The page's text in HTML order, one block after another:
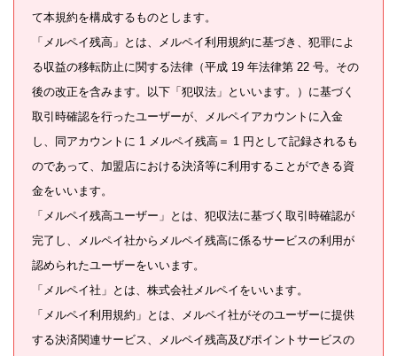
て本規約を構成するものとします。
「メルペイ残高」とは、メルペイ利用規約に基づき、犯罪によ
る収益の移転防止に関する法律（平成 19 年法律第 22 号。その
後の改正を含みます。以下「犯収法」といいます。）に基づく
取引時確認を行ったユーザーが、メルペイアカウントに入金
し、同アカウントに 1 メルペイ残高＝ 1 円として記録されるも
のであって、加盟店における決済等に利用することができる資
金をいいます。
「メルペイ残高ユーザー」とは、犯収法に基づく取引時確認が
完了し、メルペイ社からメルペイ残高に係るサービスの利用が
認められたユーザーをいいます。
「メルペイ社」とは、株式会社メルペイをいいます。
「メルペイ利用規約」とは、メルペイ社がそのユーザーに提供
する決済関連サービス、メルペイ残高及びポイントサービスの